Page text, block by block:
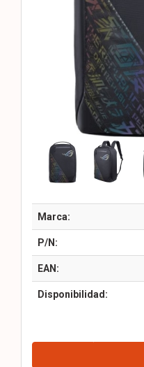
Marca:
P/N:
EAN:
Disponibilidad: